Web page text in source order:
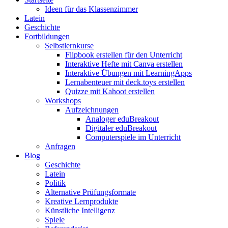
Ideen für das Klassenzimmer
Latein
Geschichte
Fortbildungen
Selbstlernkurse
Flipbook erstellen für den Unterricht
Interaktive Hefte mit Canva erstellen
Interaktive Übungen mit LearningApps
Lernabenteuer mit deck.toys erstellen
Quizze mit Kahoot erstellen
Workshops
Aufzeichnungen
Analoger eduBreakout
Digitaler eduBreakout
Computerspiele im Unterricht
Anfragen
Blog
Geschichte
Latein
Politik
Alternative Prüfungsformate
Kreative Lernprodukte
Künstliche Intelligenz
Spiele